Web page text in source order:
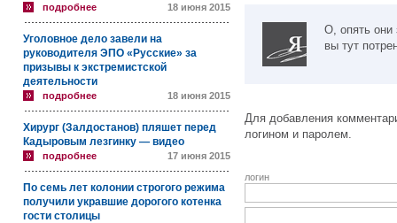
подробнее 18 июня 2015
Уголовное дело завели на
руководителя ЭПО «Русские» за
призывы к экстремистской
деятельности
подробнее 18 июня 2015
Хирург (Залдостанов) пляшет перед
Кадыровым лезгинку — видео
подробнее 17 июня 2015
По семь лет колонии строгого режима
получили укравшие дорогого котенка
гости столицы
О, опять они
вы тут
Для добавления
логином и паролем.
логин